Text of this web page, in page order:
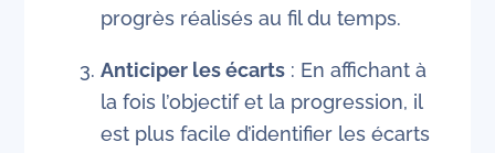
progrès réalisés au fil du temps.
Anticiper les écarts: En affichant à
la fois l’objectif et la progression, il
est plus facile d’identifier les écarts